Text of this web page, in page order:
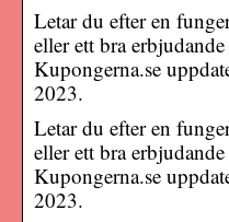
Letar du efter en
eller ett bra
Kupongerna.se
2023.
Letar du efter en
eller ett bra
Kupongerna.se
2023.